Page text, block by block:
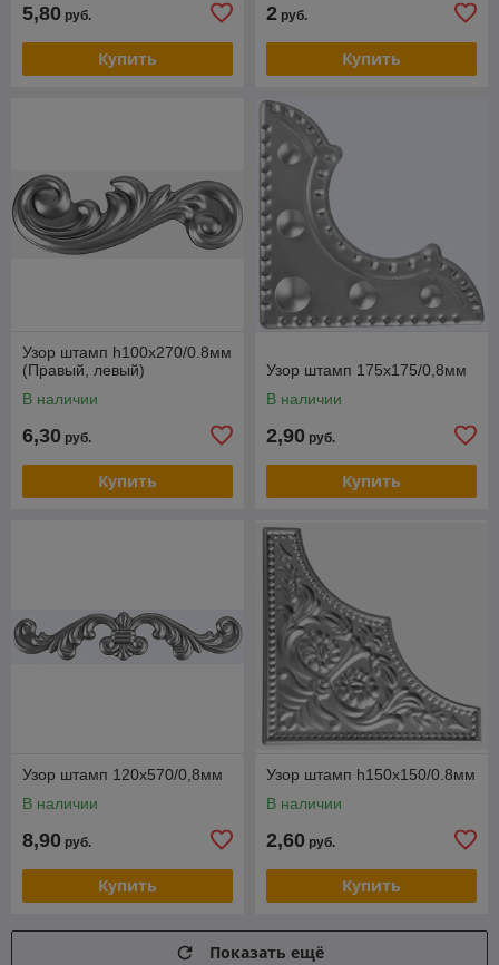
5,80 руб.
Купить
2 руб.
Купить
Узор штамп h100x270/0.8мм
(Правый, левый)
В наличии
6,30 руб.
Купить
Узор штамп 175x175/0,8мм
В наличии
2,90 руб.
Купить
Узор штамп 120x570/0,8мм
В наличии
8,90 руб.
Купить
Узор штамп h150x150/0.8мм
В наличии
2,60 руб.
Купить
Показать ещё